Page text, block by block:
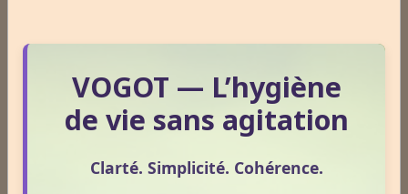
se joue dans cette période silencieuse.
Lire la suite
3
VOGOT — L’hygiène
de vie sans agitation
Clarté. Simplicité. Cohérence.